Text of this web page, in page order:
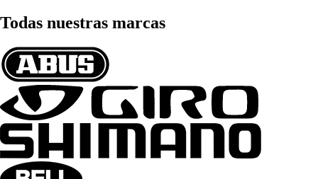
Todas nuestras marcas